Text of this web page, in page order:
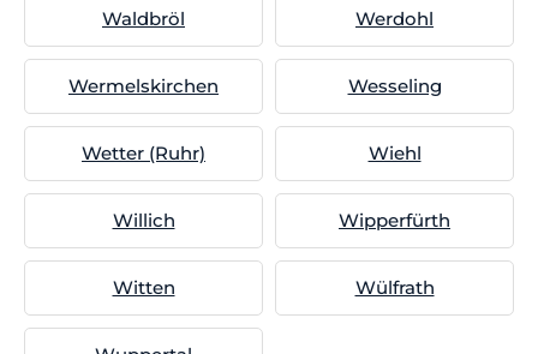
Waldbröl Werdohl
Wermelskirchen Wesseling
Wetter (Ruhr) Wiehl
Willich Wipperfürth
Witten Wülfrath